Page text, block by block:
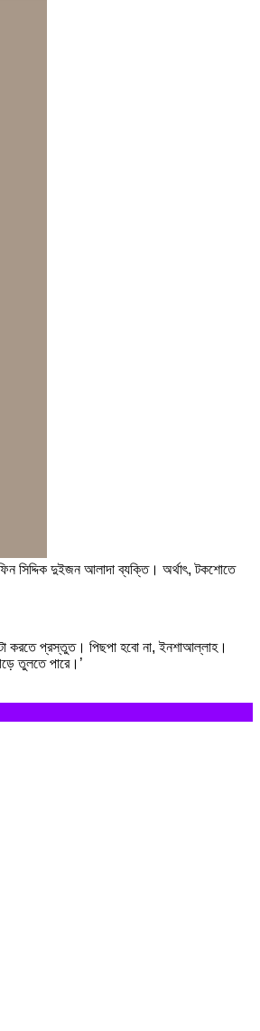
সিদ্দিক দুইজন আলাদা ব্যক্তি। অর্থাৎ, টকশোতে
করতে প্রস্তুত। পিছপা হবো না, ইনশাআল্লাহ।
তুলতে পারে।’